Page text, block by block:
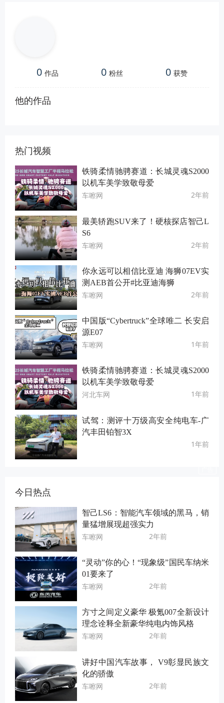
0 作品 0 粉丝 0 获赞
他的作品
热门视频
铁骑柔情驰骋赛道：长城灵魂S2000
以机车美学致敬母爱
车嚓网 2年前
最美轿跑SUV来了！硬核探店智己L
S6
车嚓网 2年前
你永远可以相信比亚迪 海狮07EV实
测AEB首公开#比亚迪海狮
车嚓网 2年前
中国版“Cybertruck”全球唯二 长安启
源E07
车嚓网 1年前
铁骑柔情驰骋赛道：长城灵魂S2000
以机车美学致敬母爱
河北车网 1年前
试驾：测评十万级高安全纯电车-广
汽丰田铂智3X
1年前
今日热点
智己LS6：智能汽车领域的黑马，销
量猛增展现超强实力
车嚓网 2年前
“灵动”你的心！“现象级”国民车纳米
01要来了
车嚓网 2年前
方寸之间定义豪华 极氪007全新设计
理念诠释全新豪华纯电内饰风格
车嚓网 2年前
讲好中国汽车故事， V9彰显民族文
化的骄傲
车嚓网 2年前